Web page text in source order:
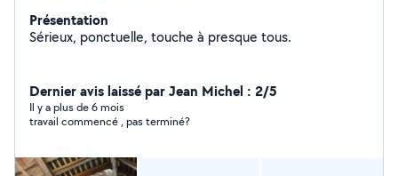
Présentation
Sérieux, ponctuelle, touche à presque tous.
Dernier avis laissé par Jean Michel : 2/5
Il y a plus de 6 mois
travail commencé , pas terminé?